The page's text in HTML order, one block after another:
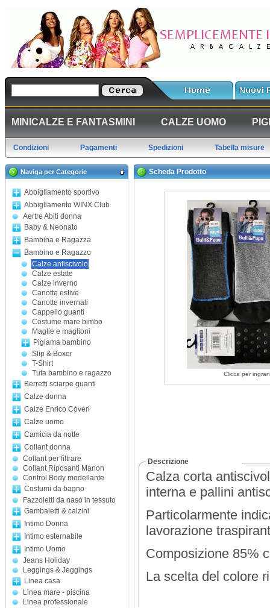
MINICALZE E FANTASMINI CALZE UOMO
Condizioni Pagamenti Spedizioni Tabella misure
Naviga per Categorie
Abbigliamento sportivo
Abbigliamento WINX Club
Aertre Abiti donna
Baby & Neonato
Bambina e Ragazza
Bambino e Ragazzo
Calze antiscivolo
Calze estate
Calze inverno
Canotte estive
Canotte invernali
Cappello guanti
Costume mare bimbo
Maglie e maglioni
Pigiama bambino
Slip & Boxer
T-Shirt
Tuta bambino e ragazzo
Berretti sciarpe guanti
Calze donna
Calze Enrico Coveri
Calze uomo
Camicia da notte
Collant donna
Collant per filtrare
Collant Riposanti Manon
Control Body modellante
Costumi da bagno
Fazzoletti da naso in tessuto
Gambaletti & calzini
Intimo Donna
Intimo esternabile
Intimo Uomo
Jeans Holiday
Leggings & Jeggings
Linea casa
Linea mare - piscina
Linea professionale
Scheda Prodotto
Clicca per
Descrizione
Calza corta
interna e pallini
Particolarmente
lavorazione
Composizione 85%
La scelta del colore